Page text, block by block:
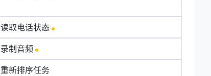
读取电话状态
录制音频
重新排序任务